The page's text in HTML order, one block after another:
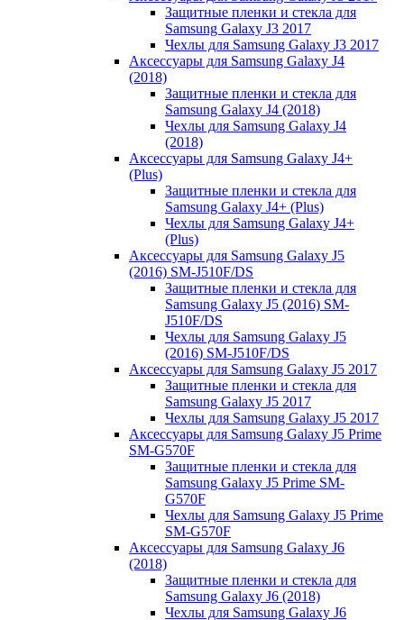
Защитные пленки и стекла для
Samsung Galaxy J3 2017
Чехлы для Samsung Galaxy J3 2017
Аксессуары для Samsung Galaxy J4
(2018)
Защитные пленки и стекла для
Samsung Galaxy J4 (2018)
Чехлы для Samsung Galaxy J4
(2018)
Аксессуары для Samsung Galaxy J4+
(Plus)
Защитные пленки и стекла для
Samsung Galaxy J4+ (Plus)
Чехлы для Samsung Galaxy J4+
(Plus)
Аксессуары для Samsung Galaxy J5
(2016) SM-J510F/DS
Защитные пленки и стекла для
Samsung Galaxy J5 (2016) SM-
J510F/DS
Чехлы для Samsung Galaxy J5
(2016) SM-J510F/DS
Аксессуары для Samsung Galaxy J5 2017
Защитные пленки и стекла для
Samsung Galaxy J5 2017
Чехлы для Samsung Galaxy J5 2017
Аксессуары для Samsung Galaxy J5 Prime
SM-G570F
Защитные пленки и стекла для
Samsung Galaxy J5 Prime SM-
G570F
Чехлы для Samsung Galaxy J5 Prime
SM-G570F
Аксессуары для Samsung Galaxy J6
(2018)
Защитные пленки и стекла для
Samsung Galaxy J6 (2018)
Чехлы для Samsung Galaxy J6